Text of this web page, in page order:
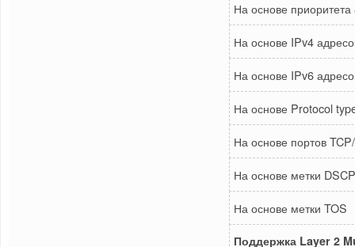
На основе
На основе IPv4
На основе IPv6
На основе Protocol
На основе портов
На основе метки DSCP
На основе метки TOS
Поддержка Layer 2